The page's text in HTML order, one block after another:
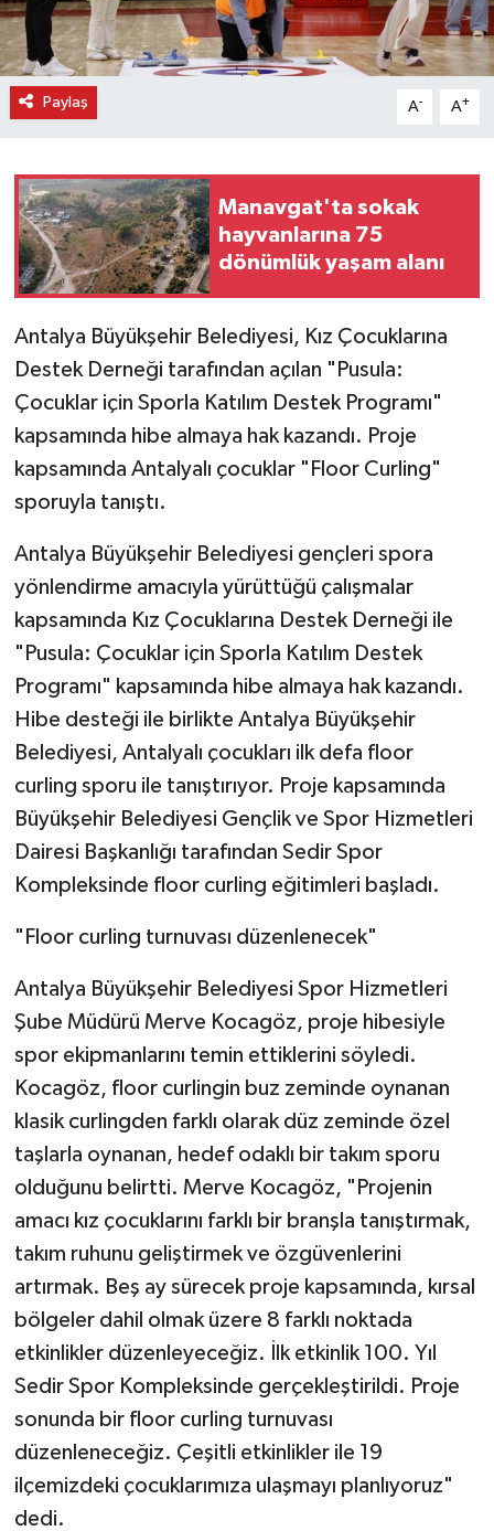
Paylaş A- A+
Manavgat'ta sokak
hayvanlarına 75
dönümlük yaşam alanı
Antalya Büyükşehir Belediyesi, Kız Çocuklarına
Destek Derneği tarafından açılan "Pusula:
Çocuklar için Sporla Katılım Destek Programı"
kapsamında hibe almaya hak kazandı. Proje
kapsamında Antalyalı çocuklar "Floor Curling"
sporuyla tanıştı.
Antalya Büyükşehir Belediyesi gençleri spora
yönlendirme amacıyla yürüttüğü çalışmalar
kapsamında Kız Çocuklarına Destek Derneği ile
"Pusula: Çocuklar için Sporla Katılım Destek
Programı" kapsamında hibe almaya hak kazandı.
Hibe desteği ile birlikte Antalya Büyükşehir
Belediyesi, Antalyalı çocukları ilk defa floor
curling sporu ile tanıştırıyor. Proje kapsamında
Büyükşehir Belediyesi Gençlik ve Spor Hizmetleri
Dairesi Başkanlığı tarafından Sedir Spor
Kompleksinde floor curling eğitimleri başladı.
"Floor curling turnuvası düzenlenecek"
Antalya Büyükşehir Belediyesi Spor Hizmetleri
Şube Müdürü Merve Kocagöz, proje hibesiyle
spor ekipmanlarını temin ettiklerini söyledi.
Kocagöz, floor curlingin buz zeminde oynanan
klasik curlingden farklı olarak düz zeminde özel
taşlarla oynanan, hedef odaklı bir takım sporu
olduğunu belirtti. Merve Kocagöz, "Projenin
amacı kız çocuklarını farklı bir branşla tanıştırmak,
takım ruhunu geliştirmek ve özgüvenlerini
artırmak. Beş ay sürecek proje kapsamında, kırsal
bölgeler dahil olmak üzere 8 farklı noktada
etkinlikler düzenleyeceğiz. İlk etkinlik 100. Yıl
Sedir Spor Kompleksinde gerçekleştirildi. Proje
sonunda bir floor curling turnuvası
düzenleneceğiz. Çeşitli etkinlikler ile 19
ilçemizdeki çocuklarımıza ulaşmayı planlıyoruz"
dedi.